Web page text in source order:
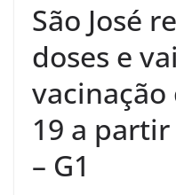
São José
doses e
19 a
– G1